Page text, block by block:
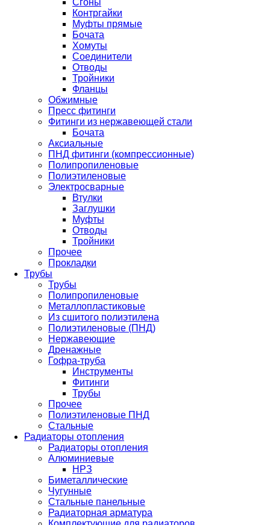
Сгоны
Контргайки
Муфты прямые
Бочата
Хомуты
Соединители
Отводы
Тройники
Фланцы
Обжимные
Пресс фитинги
Фитинги из нержавеющей стали
Бочата
Аксиальные
ПНД фитинги (компрессионные)
Полипропиленовые
Полиэтиленовые
Электросварные
Втулки
Заглушки
Муфты
Отводы
Тройники
Прочее
Прокладки
Трубы
Трубы
Полипропиленовые
Металлопластиковые
Из сшитого полиэтилена
Полиэтиленовые (ПНД)
Нержавеющие
Дренажные
Гофра-труба
Инструменты
Фитинги
Трубы
Прочее
Полиэтиленовые ПНД
Стальные
Радиаторы отопления
Радиаторы отопления
Алюминиевые
НРЗ
Биметаллические
Чугунные
Стальные панельные
Радиаторная арматура